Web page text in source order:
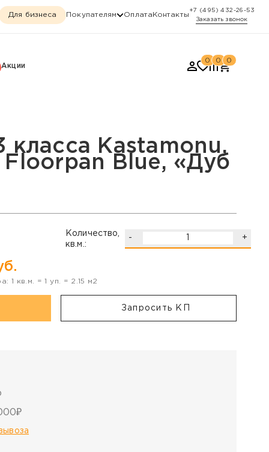
Для бизнеса Покупателям Оплата Контакты
+7 (495) 432-26-53
Заказать звонок
Акции
0 0 0
класса Kastamonu,
Blue, «Дуб
Количество,
кв.м.:
- +
1 кв.м. =1 уп. = 2.15 м2
Запросить КП